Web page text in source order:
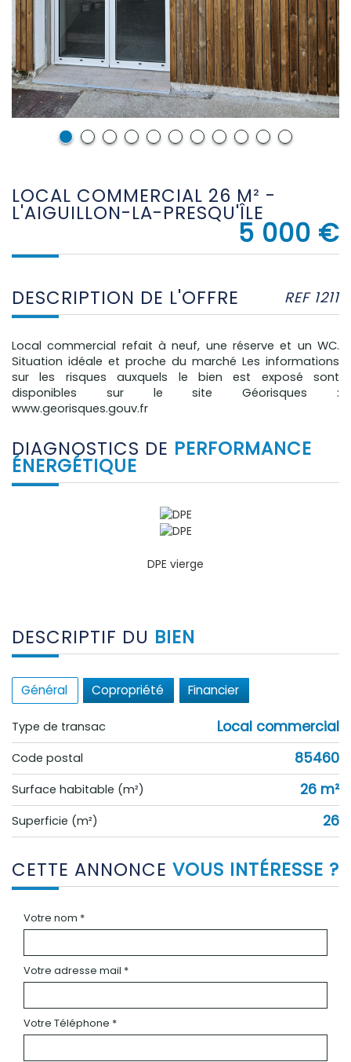
LOCAL COMMERCIAL 26 M² -
L'AIGUILLON-LA-PRESQU'ÎLE
5 000 €
DESCRIPTION DE L'OFFRE REF 1211
Local commercial refait à neuf, une réserve et un WC.
Situation idéale et proche du marché Les informations
sur les risques auxquels le bien est exposé sont
disponibles sur le site Géorisques :
www.georisques.gouv.fr
DIAGNOSTICS DE PERFORMANCE
ÉNERGÉTIQUE
DPE vierge
DESCRIPTIF DU BIEN
Général Copropriété Financier
Type de transac Local commercial
Code postal 85460
Surface habitable (m²) 26 m²
Superficie (m²) 26
CETTE ANNONCE VOUS INTÉRESSE ?
Votre nom *
Votre adresse mail *
Votre Téléphone *